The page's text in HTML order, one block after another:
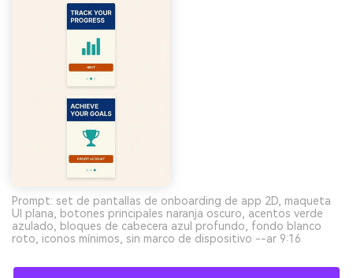
Prompt: set de pantallas de onboarding de app 2D, maqueta
UI plana, botones principales naranja oscuro, acentos verde
azulado, bloques de cabecera azul profundo, fondo blanco
roto, iconos mínimos, sin marco de dispositivo --ar 9:16